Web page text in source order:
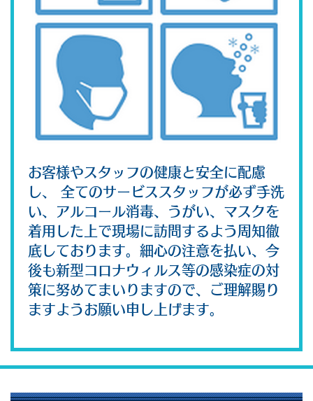
お客様やスタッフの健康と安全に配慮
し、 全てのサービススタッフが必ず手洗
い、アルコール消毒、うがい、マスクを
着用した上で現場に訪問するよう周知徹
底しております。細心の注意を払い、今
後も新型コロナウィルス等の感染症の対
策に努めてまいりますので、ご理解賜り
ますようお願い申し上げます。